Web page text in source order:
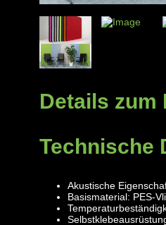
Details zum
Technische
Akustische
Basismaterial: PES-